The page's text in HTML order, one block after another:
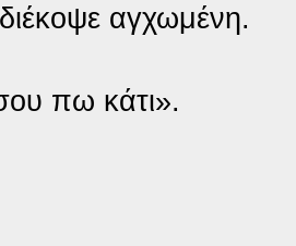
αγχωμένη.
πω κάτι».